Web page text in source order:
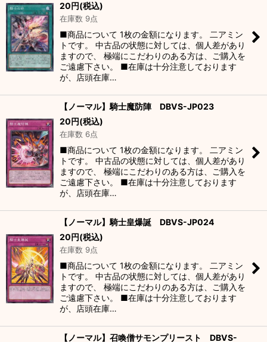
20円(税込)
在庫数 9点
■商品について 1枚の金額になります。 二アミン
トです。 中古品の状態に対しては、個人差があり
ますので、 極端にこだわりのある方は、ご購入を
ご遠慮下さい。 ■在庫は十分注意しております
が、店頭在庫…
【ノーマル】騎士魔防陣 DBVS-JP023
20円(税込)
在庫数 6点
■商品について 1枚の金額になります。 二アミン
トです。 中古品の状態に対しては、個人差があり
ますので、 極端にこだわりのある方は、ご購入を
ご遠慮下さい。 ■在庫は十分注意しております
が、店頭在庫…
【ノーマル】騎士皇爆誕 DBVS-JP024
20円(税込)
在庫数 9点
■商品について 1枚の金額になります。 二アミン
トです。 中古品の状態に対しては、個人差があり
ますので、 極端にこだわりのある方は、ご購入を
ご遠慮下さい。 ■在庫は十分注意しております
が、店頭在庫…
【ノーマル】召喚僧サモンプリースト DBVS-